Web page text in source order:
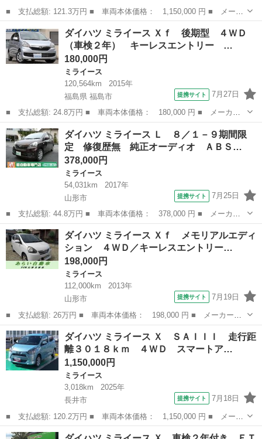
■ 支払総額: 121.3万円 ■ 車両本体価格： 1,150,000 円 ■ メーカ
ー名： ダイハツ ■ 車種名： ミライース ■ グレード名： Ｘ
ＳＡＩＩＩ ４ＷＤ 走行距離２８４０ｋｍ ４ＷＤ スマートアシ
スト フ...
山形 寒河江市
ダイハツ ミライース Ｘｆ 後期型 ４ＷＤ
（車検２年） キーレスエントリー …
180,000円
ミライース
120,564km
2015年
福島県 福島市
提携サイト 7月27日
■ 支払総額: 24.8万円 ■ 車両本体価格： 180,000 円 ■ メーカー
名： ダイハツ ■ 車種名： ミライース ■ グレード名： Ｘｆ
後期型 ４ＷＤ （車検２年） キーレスエントリー アイドリング
ストップ 電...
福島 福島市 ミライース
ダイハツ ミライース Ｌ ８／１－９期間限
定 修復歴無 純正オーディオ ＡＢＳ…
378,000円
ミライース
54,031km
2017年
山形市
提携サイト 7月25日
■ 支払総額: 44.8万円 ■ 車両本体価格： 378,000 円 ■ メーカー
名： ダイハツ ■ 車種名： ミライース ■ グレード名： Ｌ ８
／１－９期間限定 修復歴無 純正オーディオ ＡＢＳ アイドリン
グストップ ...
山形 山形市 ミライース
ダイハツ ミライース Ｘｆ メモリアルエディ
ション ４ＷＤ／キーレスエントリー…
198,000円
ミライース
112,000km
2013年
山形市
提携サイト 7月19日
■ 支払総額: 26万円 ■ 車両本体価格： 198,000 円 ■ メーカー
名： ダイハツ ■ 車種名： ミライース ■ グレード名： Ｘｆ
メモリアルエディション ４ＷＤ／キーレスエントリー／タイミング
チェーン式エンジ...
山形 山形市 ミライース
ダイハツ ミライース Ｘ ＳＡＩＩＩ 走行距
離３０１８ｋｍ ４ＷＤ スマートア…
1,150,000円
ミライース
3,018km
2025年
長井市
提携サイト 7月18日
■ 支払総額: 120.2万円 ■ 車両本体価格： 1,150,000 円 ■ メーカ
ー名： ダイハツ ■ 車種名： ミライース ■ グレード名： Ｘ
山形 長井市 ミライース